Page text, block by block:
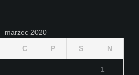
marzec 2020
C P S N
1